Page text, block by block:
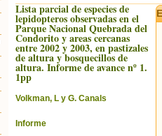
Lista parcial de especies de
lepidopteros observadas en el
Parque Nacional Quebrada del
Condorito y areas cercanas
entre 2002 y 2003, en pastizales
de altura y bosquecillos de
altura. Informe de avance nº 1.
1pp
Volkman, L y G. Canals
Informe